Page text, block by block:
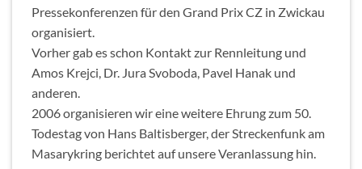
Pressekonferenzen für den Grand Prix CZ in Zwickau
organisiert.
Vorher gab es schon Kontakt zur Rennleitung und
Amos Krejci, Dr. Jura Svoboda, Pavel Hanak und
anderen.
2006 organisieren wir eine weitere Ehrung zum 50.
Todestag von Hans Baltisberger, der Streckenfunk am
Masarykring berichtet auf unsere Veranlassung hin.